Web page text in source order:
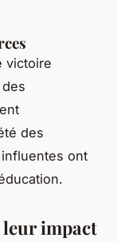
victoire
des
ont
leur impact